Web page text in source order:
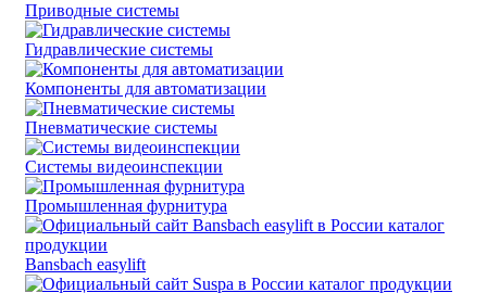
Приводные системы
Гидравлические системы
Компоненты для автоматизации
Пневматические системы
Системы видеоинспекции
Промышленная фурнитура
Bansbach easylift